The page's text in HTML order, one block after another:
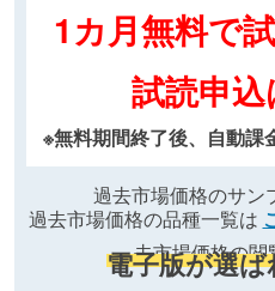
1カ月無料で
試読申込
※無料期間終了後、自動課
過去市場価格のサン
過去市場価格の品種一覧は
去市場価格の
電子版が選